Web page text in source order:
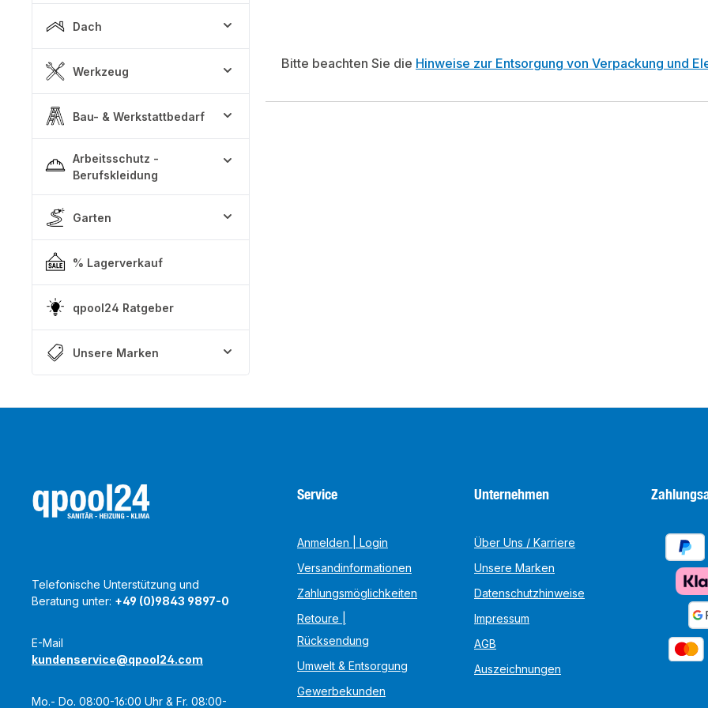
Dach
Werkzeug
Bau- & Werkstattbedarf
Arbeitsschutz -
Berufskleidung
Garten
% Lagerverkauf
qpool24 Ratgeber
Unsere Marken
Bitte beachten Sie die Hinweise zur Entsorgung von Verpackung und
Telefonische Unterstützung und
Beratung unter: +49 (0)9843 9897-0
E-Mail
kundenservice@qpool24.com
Mo.- Do. 08:00-16:00 Uhr & Fr. 08:00-
Service
Anmelden | Login
Versandinformationen
Zahlungsmöglichkeiten
Retoure |
Rücksendung
Umwelt & Entsorgung
Gewerbekunden
Unternehmen
Über Uns / Karriere
Unsere Marken
Datenschutzhinweise
Impressum
AGB
Auszeichnungen